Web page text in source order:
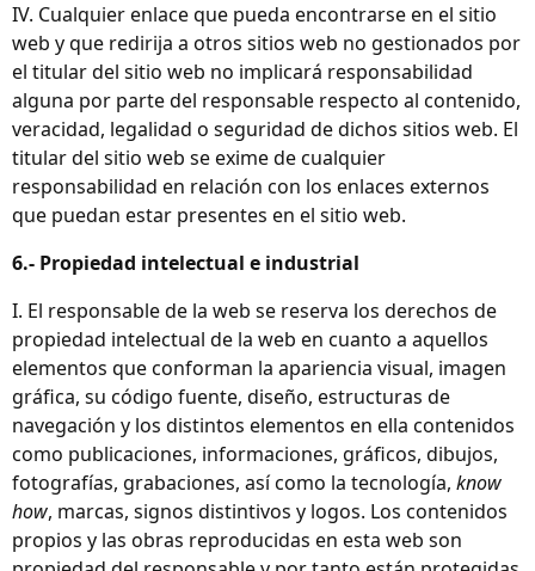
IV. Cualquier enlace que pueda encontrarse en el sitio
web y que redirija a otros sitios web no gestionados por
el titular del sitio web no implicará responsabilidad
alguna por parte del responsable respecto al contenido,
veracidad, legalidad o seguridad de dichos sitios web. El
titular del sitio web se exime de cualquier
responsabilidad en relación con los enlaces externos
que puedan estar presentes en el sitio web.
6.- Propiedad intelectual e industrial
I. El responsable de la web se reserva los derechos de
propiedad intelectual de la web en cuanto a aquellos
elementos que conforman la apariencia visual, imagen
gráfica, su código fuente, diseño, estructuras de
navegación y los distintos elementos en ella contenidos
como publicaciones, informaciones, gráficos, dibujos,
fotografías, grabaciones, así como la tecnología, know
how, marcas, signos distintivos y logos. Los contenidos
propios y las obras reproducidas en esta web son